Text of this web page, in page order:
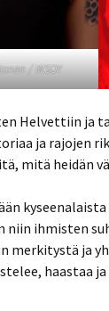
/ WSOY
Helvettiin ja
ja rajojen
mitä heidän
ihmisten
merkitystä ja
haastaa